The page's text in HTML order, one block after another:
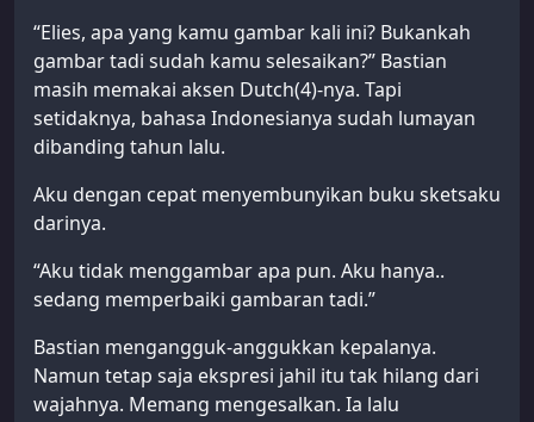
“Elies, apa yang kamu gambar kali ini? Bukankah
gambar tadi sudah kamu selesaikan?” Bastian
masih memakai aksen Dutch(4)-nya. Tapi
setidaknya, bahasa Indonesianya sudah lumayan
dibanding tahun lalu.
Aku dengan cepat menyembunyikan buku sketsaku
darinya.
“Aku tidak menggambar apa pun. Aku hanya..
sedang memperbaiki gambaran tadi.”
Bastian mengangguk-anggukkan kepalanya.
Namun tetap saja ekspresi jahil itu tak hilang dari
wajahnya. Memang mengesalkan. Ia lalu